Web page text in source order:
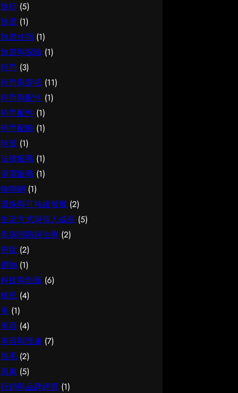
供有用的參考，助你作出安心又合
適的決定。
結 總括而言，了解試管嬰兒的關
鍵在於掌握足夠資訊、認清自己的
需要，並在有需要時尋求專業意
見。希望這篇分享能為你提供有用
的參考，助你作出安心又合適的決
定。
旅行 (5)
旅遊 (1)
旅遊住宿 (1)
旅遊與探險 (1)
時尚 (3)
時尚與穿搭 (11)
時尚與配件 (1)
時尚配件 (1)
時尚配飾 (1)
時裝 (1)
法律服務 (1)
清潔服務 (1)
物聯網 (1)
環保與可持續發展 (2)
生活方式與個人成長 (5)
疾病預防與治療 (2)
癌症 (2)
禮物 (1)
科技與創新 (6)
移民 (4)
美 (1)
美容 (4)
美容與護膚 (7)
脫毛 (2)
興趣 (5)
行銷與品牌經營 (1)